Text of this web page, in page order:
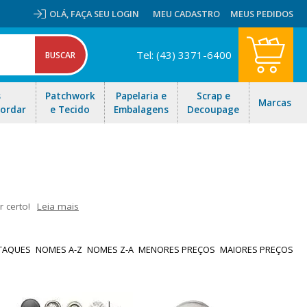
OLÁ, FAÇA SEU LOGIN MEU CADASTRO MEUS PEDIDOS
Patchwork
e Tecido
Papelaria e
Embalagens
Scrap e
Decoupage
Marcas
Tel: (43) 3371-6400
certo!
Leia mais
Brasil! Trabalhamos com dedicação e comprometimento para
NOMES A-Z NOMES Z-A MENORES PREÇOS MAIORES PREÇOS